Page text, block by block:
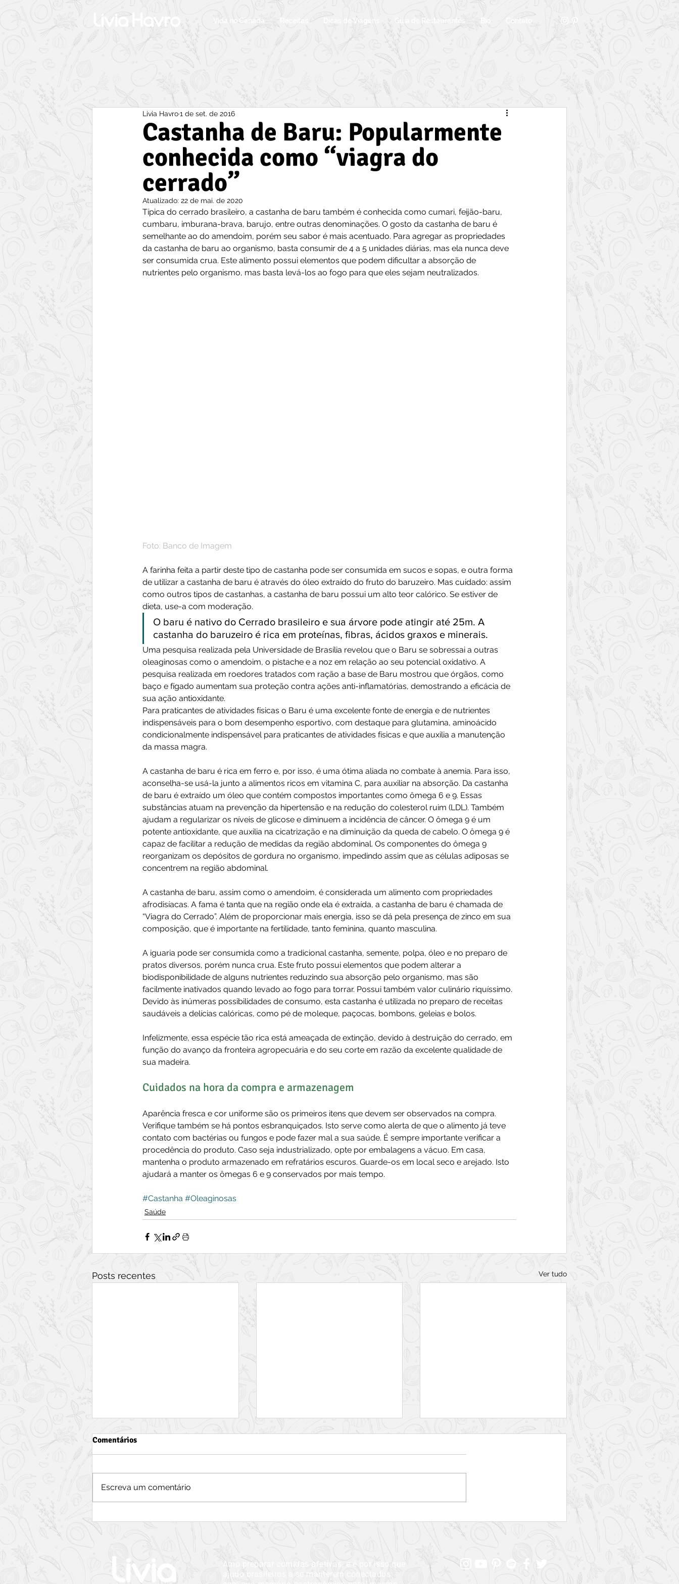
Contato
Bio
Guia de Restaurantes
Dicas de Viagens
Receitas
Vida no Canadá
Castanha de Baru: Popularmente
conhecida como “viagra do
cerrado”
Livia Havro1 de set. de 2016
Atualizado: 22 de mai. de 2020
Típica do cerrado brasileiro, a castanha de baru também é conhecida como cumari, feijão-baru,
cumbaru, imburana-brava, barujo, entre outras denominações. O gosto da castanha de baru é
semelhante ao do amendoim, porém seu sabor é mais acentuado. Para agregar as propriedades
da castanha de baru ao organismo, basta consumir de 4 a 5 unidades diárias, mas ela nunca deve
ser consumida crua. Este alimento possui elementos que podem dificultar a absorção de
nutrientes pelo organismo, mas basta levá-los ao fogo para que eles sejam neutralizados.
Foto: Banco de Imagem
A farinha feita a partir deste tipo de castanha pode ser consumida em sucos e sopas, e outra forma
de utilizar a castanha de baru é através do óleo extraído do fruto do baruzeiro. Mas cuidado: assim
como outros tipos de castanhas, a castanha de baru possui um alto teor calórico. Se estiver de
dieta, use-a com moderação.
O baru é nativo do Cerrado brasileiro e sua árvore pode atingir até 25m. A
castanha do baruzeiro é rica em proteínas, fibras, ácidos graxos e minerais.
Uma pesquisa realizada pela Universidade de Brasília revelou que o Baru se sobressai a outras
oleaginosas como o amendoim, o pistache e a noz em relação ao seu potencial oxidativo. A
pesquisa realizada em roedores tratados com ração a base de Baru mostrou que órgãos, como
baço e fígado aumentam sua proteção contra ações anti-inflamatórias, demostrando a eficácia de
sua ação antioxidante.
Para praticantes de atividades físicas o Baru é uma excelente fonte de energia e de nutrientes
indispensáveis para o bom desempenho esportivo, com destaque para glutamina, aminoácido
condicionalmente indispensável para praticantes de atividades físicas e que auxilia a manutenção
da massa magra.
A castanha de baru é rica em ferro e, por isso, é uma ótima aliada no combate à anemia. Para isso,
aconselha-se usá-la junto a alimentos ricos em vitamina C, para auxiliar na absorção. Da castanha
de baru é extraído um óleo que contém compostos importantes como ômega 6 e 9. Essas
substâncias atuam na prevenção da hipertensão e na redução do colesterol ruim (LDL). Também
ajudam a regularizar os níveis de glicose e diminuem a incidência de câncer. O ômega 9 é um
potente antioxidante, que auxilia na cicatrização e na diminuição da queda de cabelo. O ômega 9 é
capaz de facilitar a redução de medidas da região abdominal. Os componentes do ômega 9
reorganizam os depósitos de gordura no organismo, impedindo assim que as células adiposas se
concentrem na região abdominal.
A castanha de baru, assim como o amendoim, é considerada um alimento com propriedades
afrodisíacas. A fama é tanta que na região onde ela é extraída, a castanha de baru é chamada de
“Viagra do Cerrado”. Além de proporcionar mais energia, isso se dá pela presença de zinco em sua
composição, que é importante na fertilidade, tanto feminina, quanto masculina.
A iguaria pode ser consumida como a tradicional castanha, semente, polpa, óleo e no preparo de
pratos diversos, porém nunca crua. Este fruto possui elementos que podem alterar a
biodisponibilidade de alguns nutrientes reduzindo sua absorção pelo organismo, mas são
facilmente inativados quando levado ao fogo para torrar. Possui também valor culinário riquíssimo.
Devido às inúmeras possibilidades de consumo, esta castanha é utilizada no preparo de receitas
saudáveis a delícias calóricas, como pé de moleque, paçocas, bombons, geleias e bolos.
Infelizmente, essa espécie tão rica está ameaçada de extinção, devido à destruição do cerrado, em
função do avanço da fronteira agropecuária e do seu corte em razão da excelente qualidade de
sua madeira.
Cuidados na hora da compra e armazenagem
Aparência fresca e cor uniforme são os primeiros itens que devem ser observados na compra.
Verifique também se há pontos esbranquiçados. Isto serve como alerta de que o alimento já teve
contato com bactérias ou fungos e pode fazer mal a sua saúde. É sempre importante verificar a
procedência do produto. Caso seja industrializado, opte por embalagens a vácuo. Em casa,
mantenha o produto armazenado em refratários escuros. Guarde-os em local seco e arejado. Isto
ajudará a manter os ômegas 6 e 9 conservados por mais tempo.
#Castanha #Oleaginosas
Saúde
Posts recentes Ver tudo
poderosa erva aromática,
gastronomia mundial
dos alimentos em 2021
o alho na sua dieta alimentar
Comentários
Escreva um comentário
Amo preparar comidas afetivas, e é por isso que
ajudo brasileiros a se manterem conectados